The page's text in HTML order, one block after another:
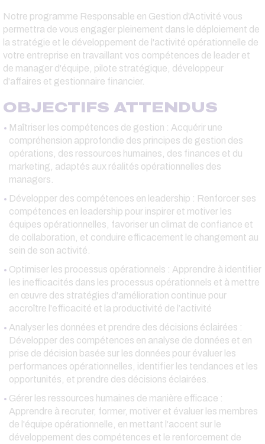
Notre programme Responsable en Gestion d'Activité vous
permettra de vous engager pleinement dans le déploiement de
la stratégie et le développement de l'activité opérationnelle de
votre entreprise en travaillant vos compétences de leader et
de manager d'équipe, pilote stratégique, développeur
d'affaires et gestionnaire financier.
OBJECTIFS ATTENDUS
Maîtriser les compétences de gestion : Acquérir une
compréhension approfondie des principes de gestion des
opérations, des ressources humaines, des finances et du
marketing, adaptés aux réalités opérationnelles des
managers.
Développer des compétences en leadership : Renforcer ses
compétences en leadership pour inspirer et motiver les
équipes opérationnelles, favoriser un climat de confiance et
de collaboration, et conduire efficacement le changement au
sein de son activité.
Optimiser les processus opérationnels : Apprendre à identifier
les inefficacités dans les processus opérationnels et à mettre
en œuvre des stratégies d'amélioration continue pour
accroître l'efficacité et la productivité de l’activité
Analyser les données et prendre des décisions éclairées :
Développer des compétences en analyse de données et en
prise de décision basée sur les données pour évaluer les
performances opérationnelles, identifier les tendances et les
opportunités, et prendre des décisions éclairées.
Gérer les ressources humaines de manière efficace :
Apprendre à recruter, former, motiver et évaluer les membres
de l'équipe opérationnelle, en mettant l'accent sur le
développement des compétences et le renforcement de